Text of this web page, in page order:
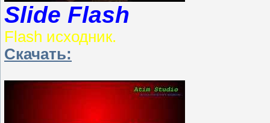
Slide Flash
Flash исходник.
Скачать: